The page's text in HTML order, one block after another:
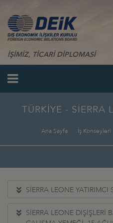
İŞİMİZ, TİCARİ DİPLOMASİ
TÜRKİYE - SİERRA
Ana Sayfa İş Konseyleri
SİERRA LEONE YATIRIMCI
SİERRA LEONE DIŞİŞLERİ